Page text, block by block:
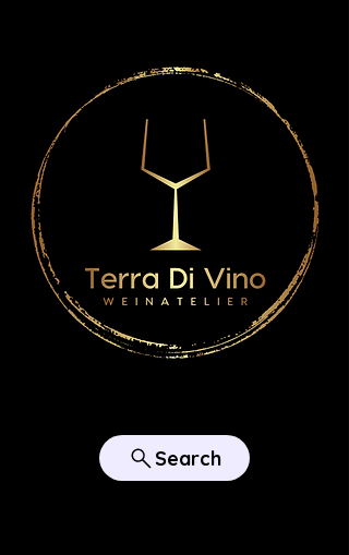
Search